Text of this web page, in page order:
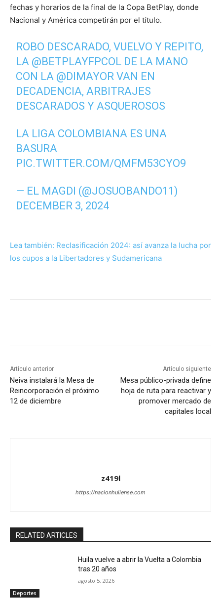
fechas y horarios de la final de la Copa BetPlay, donde
Nacional y América competirán por el título.
ROBO DESCARADO, VUELVO Y REPITO,
LA @BETPLAYFPCOL DE LA MANO
CON LA @DIMAYOR VAN EN
DECADENCIA, ARBITRAJES
DESCARADOS Y ASQUEROSOS
LA LIGA COLOMBIANA ES UNA
BASURA
PIC.TWITTER.COM/QMFM53CYO9
— EL MAGDI (@JOSUOBANDO11)
DECEMBER 3, 2024
Lea también: Reclasificación 2024: así avanza la lucha por
los cupos a la Libertadores y Sudamericana
Artículo anterior
Neiva instalará la Mesa de
Reincorporación el próximo
12 de diciembre
Artículo siguiente
Mesa público-privada define
hoja de ruta para reactivar y
promover mercado de
capitales local
z419l
https://nacionhuilense.com
RELATED ARTICLES
Deportes
Huila vuelve a abrir la Vuelta a Colombia
tras 20 años
agosto 5, 2026